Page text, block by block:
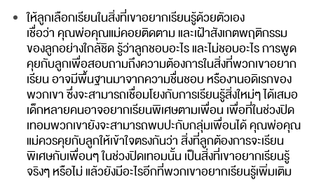
ให้ลูกเลือกเรียนในสิ่งที่เขาอยากเรียนรู้ด้วยตัวเอง
เชื่อว่า คุณพ่อคุณแม่คอยติดตาม และเฝ้าสังเกตพฤติกรรม
ของลูกอย่างใกล้ชิด รู้ว่าลูกชอบอะไร และไม่ชอบอะไร การพูด
คุยกับลูกเพื่อสอบถามถึงความต้องการในสิ่งที่พวกเขาอยาก
เรียน อาจมีพื้นฐานมาจากความชื่นชอบ หรืองานอดิเรกของ
พวกเขา ซึ่งจะสามารถเชื่อมโยงกับการเรียนรู้สิ่งใหม่ๆ ได้เสมอ
เด็กหลายคนอาจอยากเรียนพิเศษตามเพื่อน เพื่อที่ในช่วงปิด
เทอมพวกเขายังจะสามารถพบปะกับกลุ่มเพื่อนได้ คุณพ่อคุณ
แม่ควรคุยกับลูกให้เข้าใจตรงกันว่า สิ่งที่ลูกต้องการจะเรียน
พิเศษกับเพื่อนๆ ในช่วงปิดเทอมนั้น เป็นสิ่งที่เขาอยากเรียนรู้
จริงๆ หรือไม่ แล้วยังมีอะไรอีกที่พวกเขาอยากเรียนรู้เพิ่มเติม